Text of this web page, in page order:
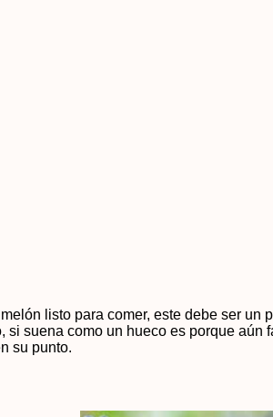
listo para comer, este debe ser
si suena como un hueco es porque aún
su punto.